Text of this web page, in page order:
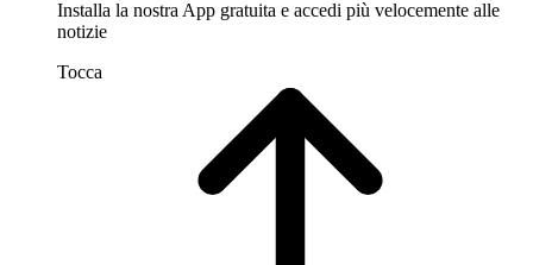
Installa la nostra App gratuita e accedi più velocemente alle
notizie
Tocca